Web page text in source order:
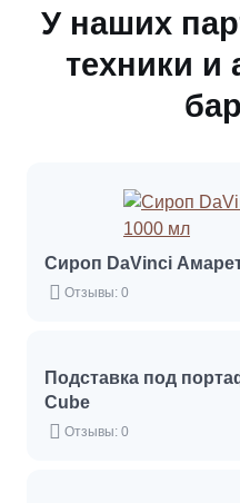
У наших
техники и
Сироп DaVinci
Отзывы: 0
Подставка под
Cube
Отзывы: 0